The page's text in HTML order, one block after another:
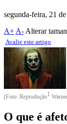
segunda-feira, 21
A+ A- Alterar
Avalie este artigo
(Foto: Reprodução1
O que é